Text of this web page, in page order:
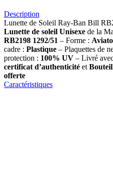
Description
Lunette de Soleil Ray-Ban Bill
Lunette de soleil Unisexe de la
RB2198 1292/51 – Forme :
cadre : Plastique – Plaquettes de
protection : 100% UV – Livré
certificat d’authenticité et
offerte
Caractéristiques